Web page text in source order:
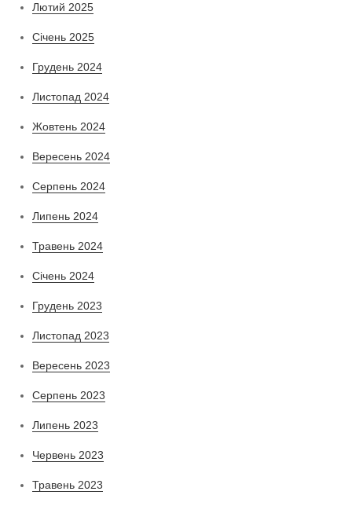
Лютий 2025
Січень 2025
Грудень 2024
Листопад 2024
Жовтень 2024
Вересень 2024
Серпень 2024
Липень 2024
Травень 2024
Січень 2024
Грудень 2023
Листопад 2023
Вересень 2023
Серпень 2023
Липень 2023
Червень 2023
Травень 2023